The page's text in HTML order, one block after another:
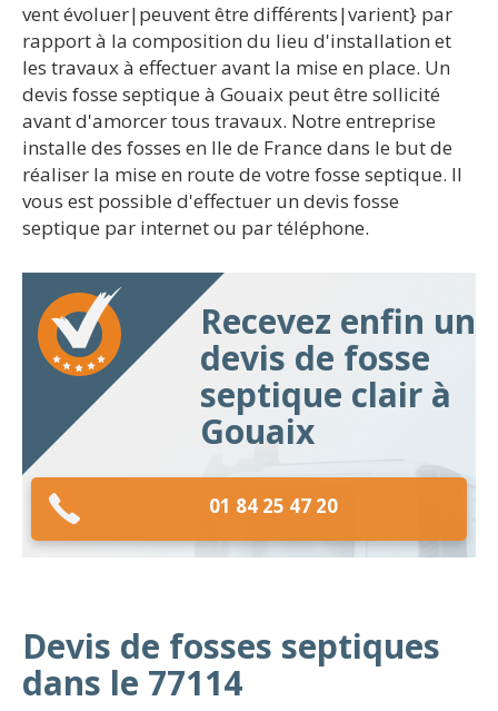
vent évoluer|peuvent être différents|varient} par
rapport à la composition du lieu d'installation et
les travaux à effectuer avant la mise en place. Un
devis fosse septique à Gouaix peut être sollicité
avant d'amorcer tous travaux. Notre entreprise
installe des fosses en Ile de France dans le but de
réaliser la mise en route de votre fosse septique. Il
vous est possible d'effectuer un devis fosse
septique par internet ou par téléphone.
Recevez enfin un
devis de fosse
septique clair à
Gouaix
01 84 25 47 20
Devis de fosses septiques
dans le 77114